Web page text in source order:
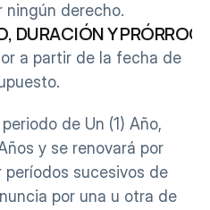
ningún derecho.
DURACIÓN Y
a partir de la fecha de
de Un (1) Año,
y se renovará por
sucesivos de
por una u otra de